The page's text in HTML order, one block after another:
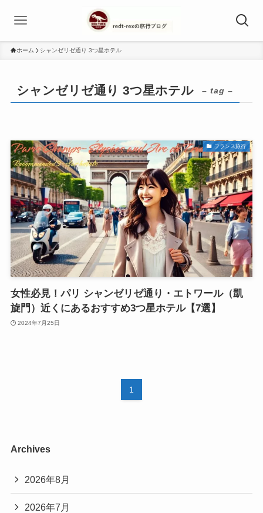
ホーム シャンゼリゼ通り 3つ星ホテル
シャンゼリゼ通り 3つ星ホテル – tag –
フランス旅行
女性必見！パリ シャンゼリゼ通り・エトワール（凱
旋門）近くにあるおすすめ3つ星ホテル【7選】
2024年7月25日
1
Archives
2026年8月
2026年7月